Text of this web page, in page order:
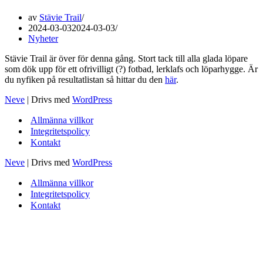
av Stävie Trail
2024-03-032024-03-03
Nyheter
Stävie Trail är över för denna gång. Stort tack till alla glada löpare
som dök upp för ett ofrivilligt (?) fotbad, lerklafs och löparhygge. Är
du nyfiken på resultatlistan så hittar du den här.
Neve | Drivs med WordPress
Allmänna villkor
Integritetspolicy
Kontakt
Neve | Drivs med WordPress
Allmänna villkor
Integritetspolicy
Kontakt